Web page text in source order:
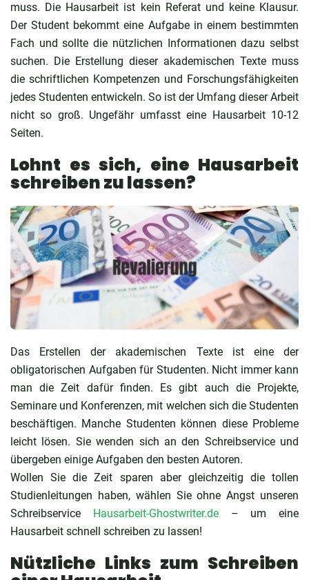
muss. Die Hausarbeit ist kein Referat und keine Klausur.
Der Student bekommt eine Aufgabe in einem bestimmten
Fach und sollte die nützlichen Informationen dazu selbst
suchen. Die Erstellung dieser akademischen Texte muss
die schriftlichen Kompetenzen und Forschungsfähigkeiten
jedes Studenten entwickeln. So ist der Umfang dieser Arbeit
nicht so groß. Ungefähr umfasst eine Hausarbeit 10-12
Seiten.
Lohnt es sich, eine Hausarbeit
schreiben zu lassen?
Das Erstellen der akademischen Texte ist eine der
obligatorischen Aufgaben für Studenten. Nicht immer kann
man die Zeit dafür finden. Es gibt auch die Projekte,
Seminare und Konferenzen, mit welchen sich die Studenten
beschäftigen. Manche Studenten können diese Probleme
leicht lösen. Sie wenden sich an den Schreibservice und
übergeben einige Aufgaben den besten Autoren.
Wollen Sie die Zeit sparen aber gleichzeitig die tollen
Studienleitungen haben, wählen Sie ohne Angst unseren
Schreibservice
Hausarbeit-Ghostwriter.de– um eine
Hausarbeit schnell schreiben zu lassen!
Nützliche Links zum Schreiben